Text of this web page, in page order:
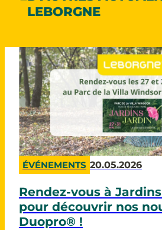
LEBORGNE
ÉVÉNEMENTS 20.05.2026
Rendez-vous à
pour découvrir nos
Duopro® !